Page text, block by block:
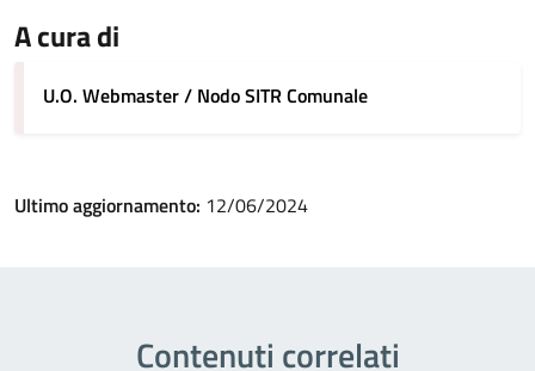
A cura di
U.O. Webmaster / Nodo SITR Comunale
Ultimo aggiornamento: 12/06/2024
Contenuti correlati